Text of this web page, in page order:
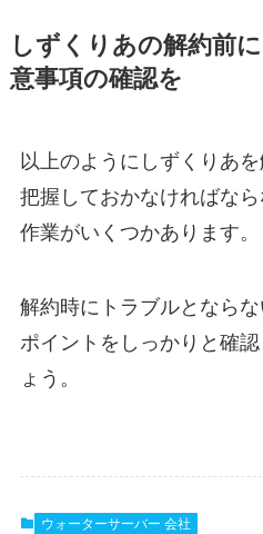
しずくりあの解約前
意事項の確認を
以上のようにしずくりあ
把握しておかなければな
作業がいくつかあります。
解約時にトラブルとなら
ポイントをしっかりと確
ょう。
ウォーターサーバー 会社